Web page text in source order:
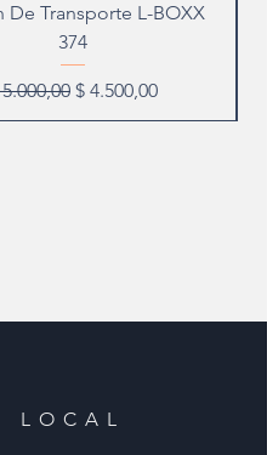
De Transporte L-BOXX
374
Precio de oferta
$ 4.500,00
LOCAL